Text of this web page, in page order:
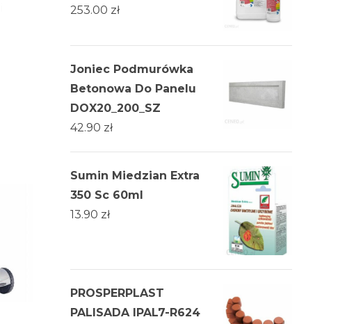
253.00 zł
Joniec Podmurówka
Betonowa Do Panelu
DOX20_200_SZ
42.90 zł
Sumin Miedzian Extra
350 Sc 60ml
13.90 zł
PROSPERPLAST
PALISADA IPAL7-R624